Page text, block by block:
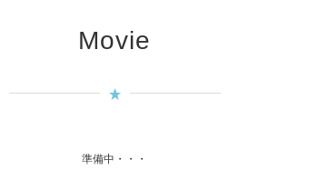
Movie
準備中・・・